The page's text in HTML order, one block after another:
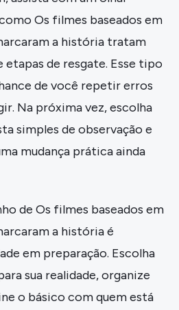
Os filmes baseados em
a história tratam
de resgate. Esse tipo
de você repetir erros
Na próxima vez, escolha
simples de observação e
mudança prática ainda
de Os filmes baseados em
a história é
em preparação. Escolha
sua realidade, organize
o básico com quem está